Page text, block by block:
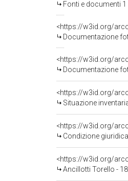
Fonti e documenti
Documentazione
Documentazione
<https://w3id.org/
Situazione
<https://w3id.org/
Condizione
<https://w3id.org/
Ancillotti Torello -